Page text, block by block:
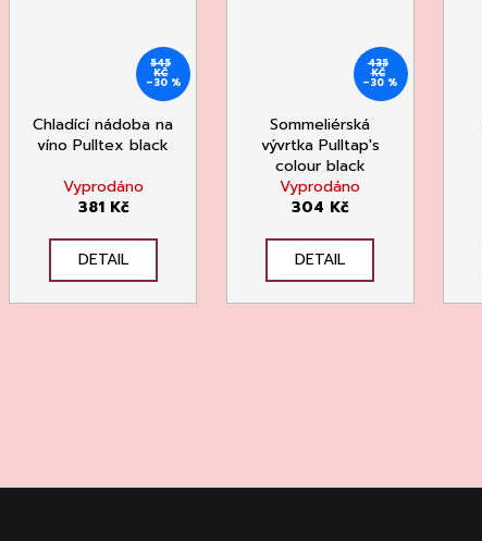
545
KČ
–30 %
Chladící nádoba na
víno Pulltex black
Vyprodáno
381 Kč
DETAIL
435
KČ
–30 %
Sommeliérská
vývrtka Pulltap's
colour black
Vyprodáno
304 Kč
DETAIL